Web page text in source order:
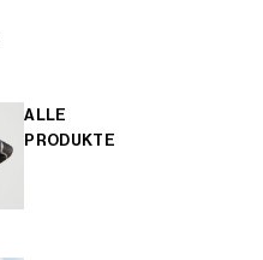
ALLE
PRODUKTE